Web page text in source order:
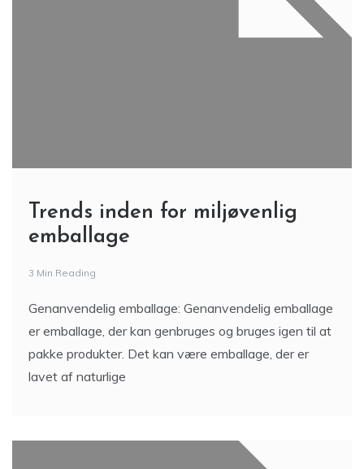
Trends inden for miljøvenlig
emballage
3 Min Reading
Genanvendelig emballage: Genanvendelig emballage
er emballage, der kan genbruges og bruges igen til at
pakke produkter. Det kan være emballage, der er
lavet af naturlige